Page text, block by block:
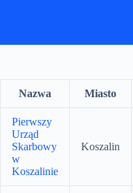
Nazwa Miasto
Pierwszy
Urząd
Skarbowy
w
Koszalinie
Koszalin